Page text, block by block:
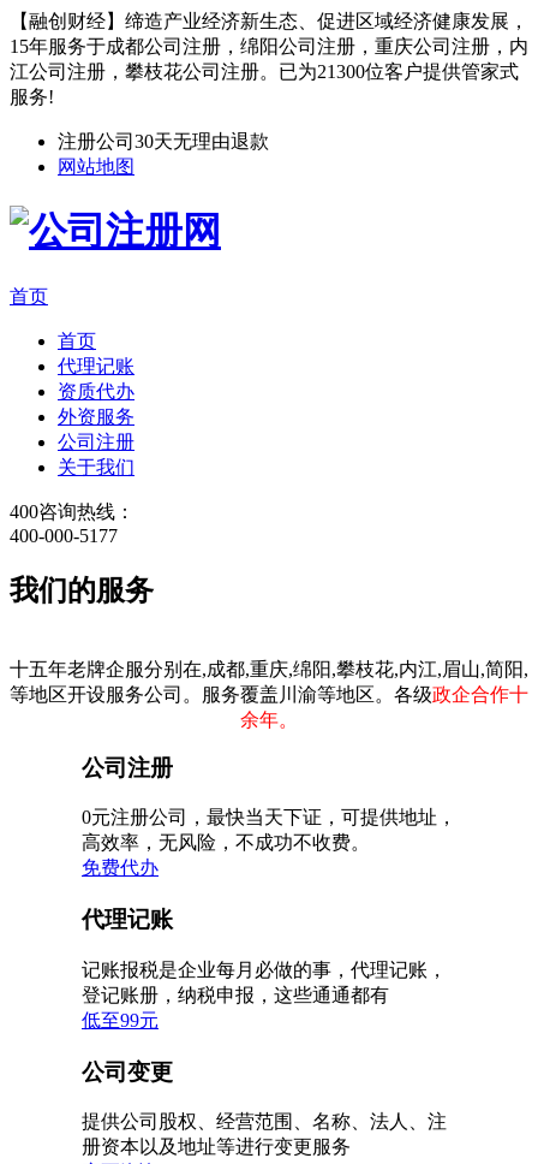
【融创财经】缔造产业经济新生态、促进区域经济健康发展，
15年服务于成都公司注册，绵阳公司注册，重庆公司注册，内
江公司注册，攀枝花公司注册。已为21300位客户提供管家式
服务!
注册公司30天无理由退款
网站地图
首页
首页
代理记账
资质代办
外资服务
公司注册
关于我们
400咨询热线：
400-000-5177
我们的服务
十五年老牌企服分别在,成都,重庆,绵阳,攀枝花,内江,眉山,简阳,
等地区开设服务公司。服务覆盖川渝等地区。各级政企合作十
余年。
公司注册
0元注册公司，最快当天下证，可提供地址，
高效率，无风险，不成功不收费。
免费代办
代理记账
记账报税是企业每月必做的事，代理记账，
登记账册，纳税申报，这些通通都有
低至99元
公司变更
提供公司股权、经营范围、名称、法人、注
册资本以及地址等进行变更服务